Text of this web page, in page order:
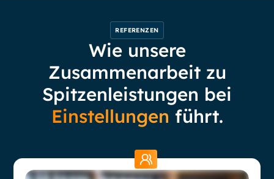
REFERENZEN
Wie unsere
Zusammenarbeit zu
Spitzenleistungen bei
Einstellungen führt.